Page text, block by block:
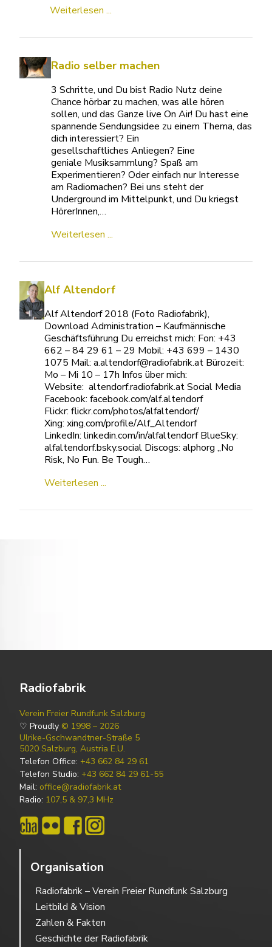
Weiterlesen ...
Radio selber machen
3 Schritte, und Du bist Radio Nutz deine
Chance hörbar zu machen, was alle hören
sollen, und das Ganze live On Air! Du hast eine
spannende Sendungsidee zu einem Thema, das
dich interessiert? Ein
gesellschaftliches Anliegen? Eine
geniale Musiksammlung? Spaß am
Experimentieren? Oder einfach nur Interesse
am Radiomachen? Bei uns steht der
Underground im Mittelpunkt, und Du kriegst
HörerInnen,…
Weiterlesen ...
Alf Altendorf
Alf Altendorf 2018 (Foto Radiofabrik),
Download Administration – Kaufmännische
Geschäftsführung Du erreichst mich: Fon: +43
662 – 84 29 61 – 29 Mobil: +43 699 – 1430
1075 Mail: a.altendorf@radiofabrik.at Bürozeit:
Mo – Mi 10 – 17h Infos über mich:
Website: altendorf.radiofabrik.at Social Media
Facebook: facebook.com/alf.altendorf
Flickr: flickr.com/photos/alfaltendorf/
Xing: xing.com/profile/Alf_Altendorf
LinkedIn: linkedin.com/in/alfaltendorf BlueSky:
alfaltendorf.bsky.social Discogs: alphorg „No
Risk, No Fun. Be Tough…
Weiterlesen ...
Radiofabrik
Verein Freier Rundfunk Salzburg
♡ Proudly © 1998 – 2026
Ulrike-Gschwandtner-Straße 5
5020 Salzburg, Austria E.U.
Telefon Office: +43 662 84 29 61
Telefon Studio: +43 662 84 29 61-55
Mail: office@radiofabrik.at
Radio: 107,5 & 97,3 MHz
Organisation
Radiofabrik – Verein Freier Rundfunk Salzburg
Leitbild & Vision
Zahlen & Fakten
Geschichte der Radiofabrik